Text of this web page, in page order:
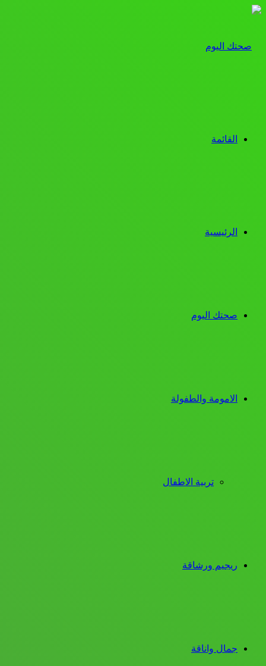
القائمة
الرئيسية
صحتك اليوم
الامومة والطفولة
تربية الاطفال
ريجيم ورشاقة
جمال واناقة